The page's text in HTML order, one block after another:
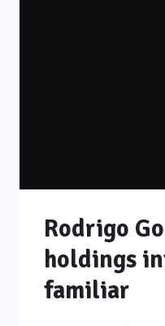
Rodrigo
holdings
familiar
Método